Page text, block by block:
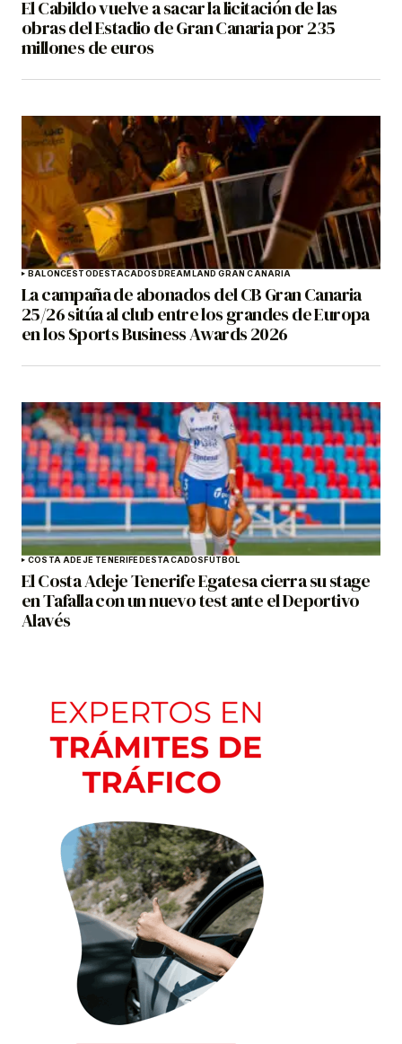
El Cabildo vuelve a sacar la licitación de las
obras del Estadio de Gran Canaria por 235
millones de euros
BALONCESTODESTACADOSDREAMLAND GRAN CANARIA
La campaña de abonados del CB Gran Canaria
25/26 sitúa al club entre los grandes de Europa
en los Sports Business Awards 2026
COSTA ADEJE TENERIFEDESTACADOSFÚTBOL
El Costa Adeje Tenerife Egatesa cierra su stage
en Tafalla con un nuevo test ante el Deportivo
Alavés